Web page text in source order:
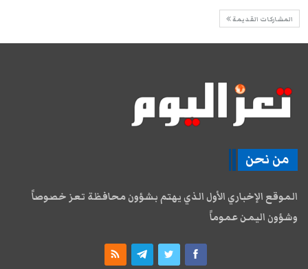
المشاركات القديمة
من نحن
الموقع الإخباري الأول الذي يهتم بشؤون محافظة تعز خصوصاً
وشؤون اليمن عموماً